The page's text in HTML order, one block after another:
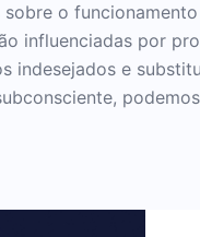
o
influenciadas por
indesejados e